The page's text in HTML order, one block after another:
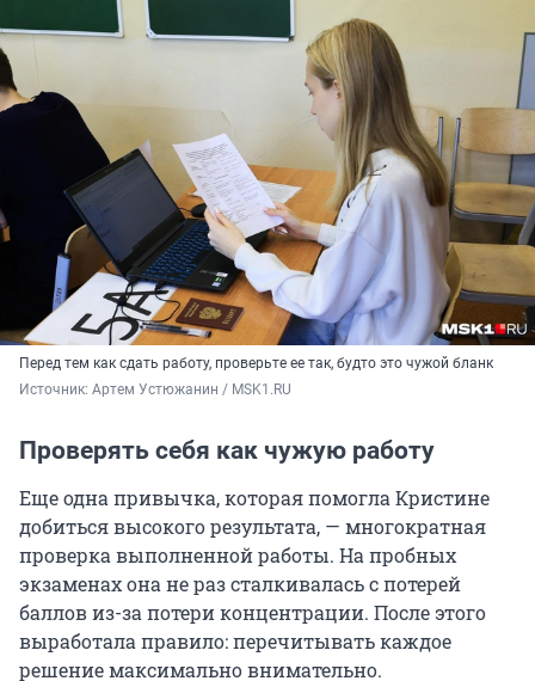
Перед тем как сдать работу, проверьте ее так, будто это чужой бланк
Источник: Артем Устюжанин / MSK1.RU
Проверять себя как чужую работу
Еще одна привычка, которая помогла Кристине
добиться высокого результата, — многократная
проверка выполненной работы. На пробных
экзаменах она не раз сталкивалась с потерей
баллов из-за потери концентрации. После этого
выработала правило: перечитывать каждое
решение максимально внимательно.